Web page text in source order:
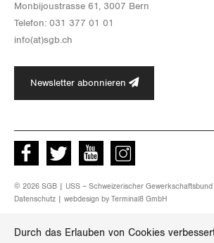
Durch das Erlauben von Cookies
Mon­bi­joustras­se 61, 3007 Bern
Te­le­fon: 031 377 01 01
info(at)​sgb.​ch
Newsletter abonnieren
Facebook Twitter Youtube instagram
© 2026 SGB | USS – Schweizerischer Gewerkschaftsbund
Datenschutz | webdesign by Terminal8 GmbH